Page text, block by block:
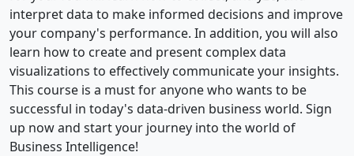
interpret data to make informed decisions and improve
your company's performance. In addition, you will also
learn how to create and present complex data
visualizations to effectively communicate your insights.
This course is a must for anyone who wants to be
successful in today's data-driven business world. Sign
up now and start your journey into the world of
Business Intelligence!